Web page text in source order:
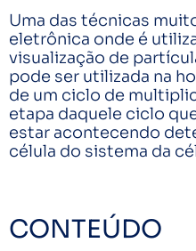
Uma das técnicas
eletrônica onde é
visualização de
pode ser utilizada na
de um ciclo de
etapa daquele ciclo
estar acontecendo
célula do sistema da
CONTEÚDO